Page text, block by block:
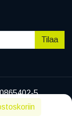
Tilaa
5